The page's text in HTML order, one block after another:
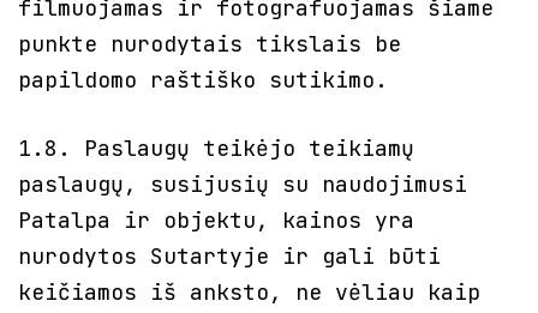
filmuojamas ir fotografuojamas šiame
punkte nurodytais tikslais be
papildomo raštiško sutikimo.
1.8. Paslaugų teikėjo teikiamų
paslaugų, susijusių su naudojimusi
Patalpa ir objektu, kainos yra
nurodytos Sutartyje ir gali būti
keičiamos iš anksto, ne vėliau kaip